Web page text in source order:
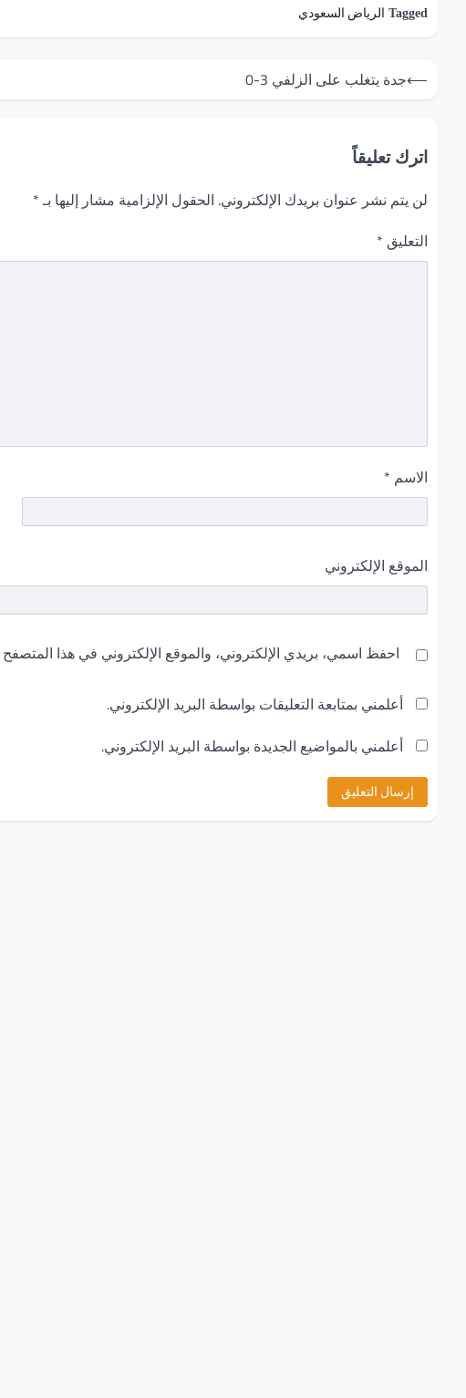
Tagged الرياض السعودي
المقالات
⟵جدة يتغلب على الزلفي 3-0
اترك تعليقاً
لن يتم نشر عنوان بريدك الإلكتروني. الحقول الإلزامية مشار إليها بـ*
التعليق *
الاسم *
الموقع الإلكتروني
احفظ اسمي، بريدي الإلكتروني، والموقع الإلكتروني في هذا المتصفح
أعلمني بمتابعة التعليقات بواسطة البريد الإلكتروني.
أعلمني بالمواضيع الجديدة بواسطة البريد الإلكتروني.